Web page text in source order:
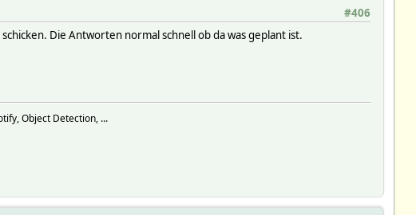
#406
Die Antworten normal schnell ob da was geplant ist.
Object Detection, ...